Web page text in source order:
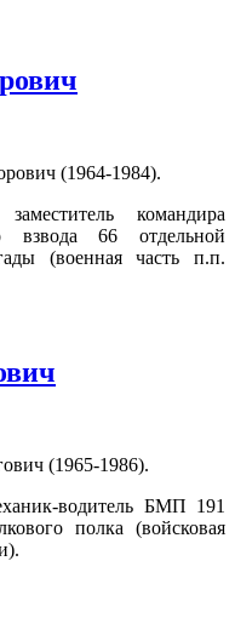
(1964-1984).
командира
взвода 66 отдельной
(военная часть п.п.
(1965-1986).
водитель БМП 191
полка (войсковая